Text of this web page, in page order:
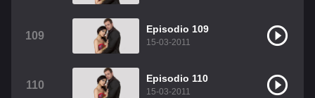
109
Episodio 109
15-03-2011
110
Episodio 110
15-03-2011